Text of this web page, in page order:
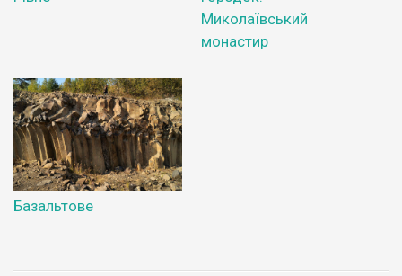
Миколаївський
монастир
Базальтове